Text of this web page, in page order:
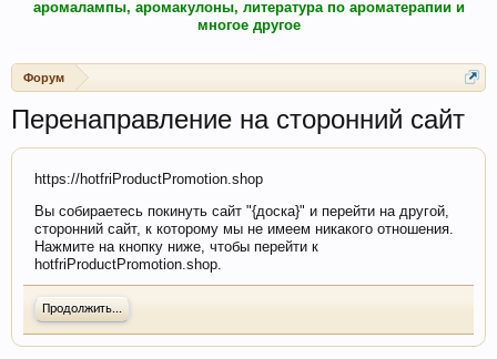
аромалампы, аромакулоны, литература по ароматерапии и
многое другое
Форум
Перенаправление на сторонний сайт
https://hotfriProductPromotion.shop
Вы собираетесь покинуть сайт "{доска}" и перейти на другой,
сторонний сайт, к которому мы не имеем никакого отношения.
Нажмите на кнопку ниже, чтобы перейти к
hotfriProductPromotion.shop.
Продолжить...